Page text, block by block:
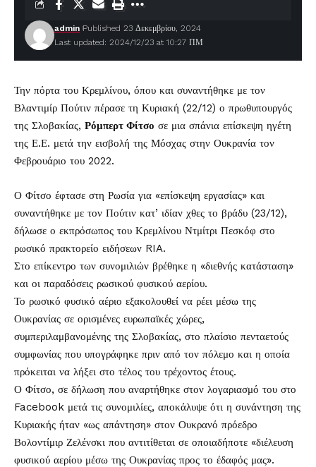
Last updated: 2024/12/23 at 10:27 ΠΜ
admin Published 23 Δεκεμβρίου, 2024
Την πόρτα του Κρεμλίνου, όπου και συναντήθηκε με τον
Βλαντιμίρ Πούτιν πέρασε τη Κυριακή (22/12) ο πρωθυπουργός
της Σλοβακίας, Ρόμπερτ Φίτσο σε μια σπάνια επίσκεψη ηγέτη
της Ε.Ε. μετά την εισβολή της Μόσχας στην Ουκρανία τον
Φεβρουάριο του 2022.
Ο Φίτσο έφτασε στη Ρωσία για «επίσκεψη εργασίας» και
συναντήθηκε με τον Πούτιν κατ’ ιδίαν χθες το βράδυ (23/12),
δήλωσε ο εκπρόσωπος του Κρεμλίνου Ντμίτρι Πεσκόφ στο
ρωσικό πρακτορείο ειδήσεων RIA.
Στο επίκεντρο των συνομιλιών βρέθηκε η «διεθνής κατάσταση»
και οι παραδόσεις ρωσικού φυσικού αερίου.
Το ρωσικό φυσικό αέριο εξακολουθεί να ρέει μέσω της
Ουκρανίας σε ορισμένες ευρωπαϊκές χώρες,
συμπεριλαμβανομένης της Σλοβακίας, στο πλαίσιο πενταετούς
συμφωνίας που υπογράφηκε πριν από τον πόλεμο και η οποία
πρόκειται να λήξει στο τέλος του τρέχοντος έτους.
Ο Φίτσο, σε δήλωση που αναρτήθηκε στον λογαριασμό του στο
Facebook μετά τις συνομιλίες, αποκάλυψε ότι η συνάντηση της
Κυριακής ήταν «ως απάντηση» στον Ουκρανό πρόεδρο
Βολοντίμιρ Ζελένσκι που αντιτίθεται σε οποιαδήποτε «διέλευση
φυσικού αερίου μέσω της Ουκρανίας προς το έδαφός μας».